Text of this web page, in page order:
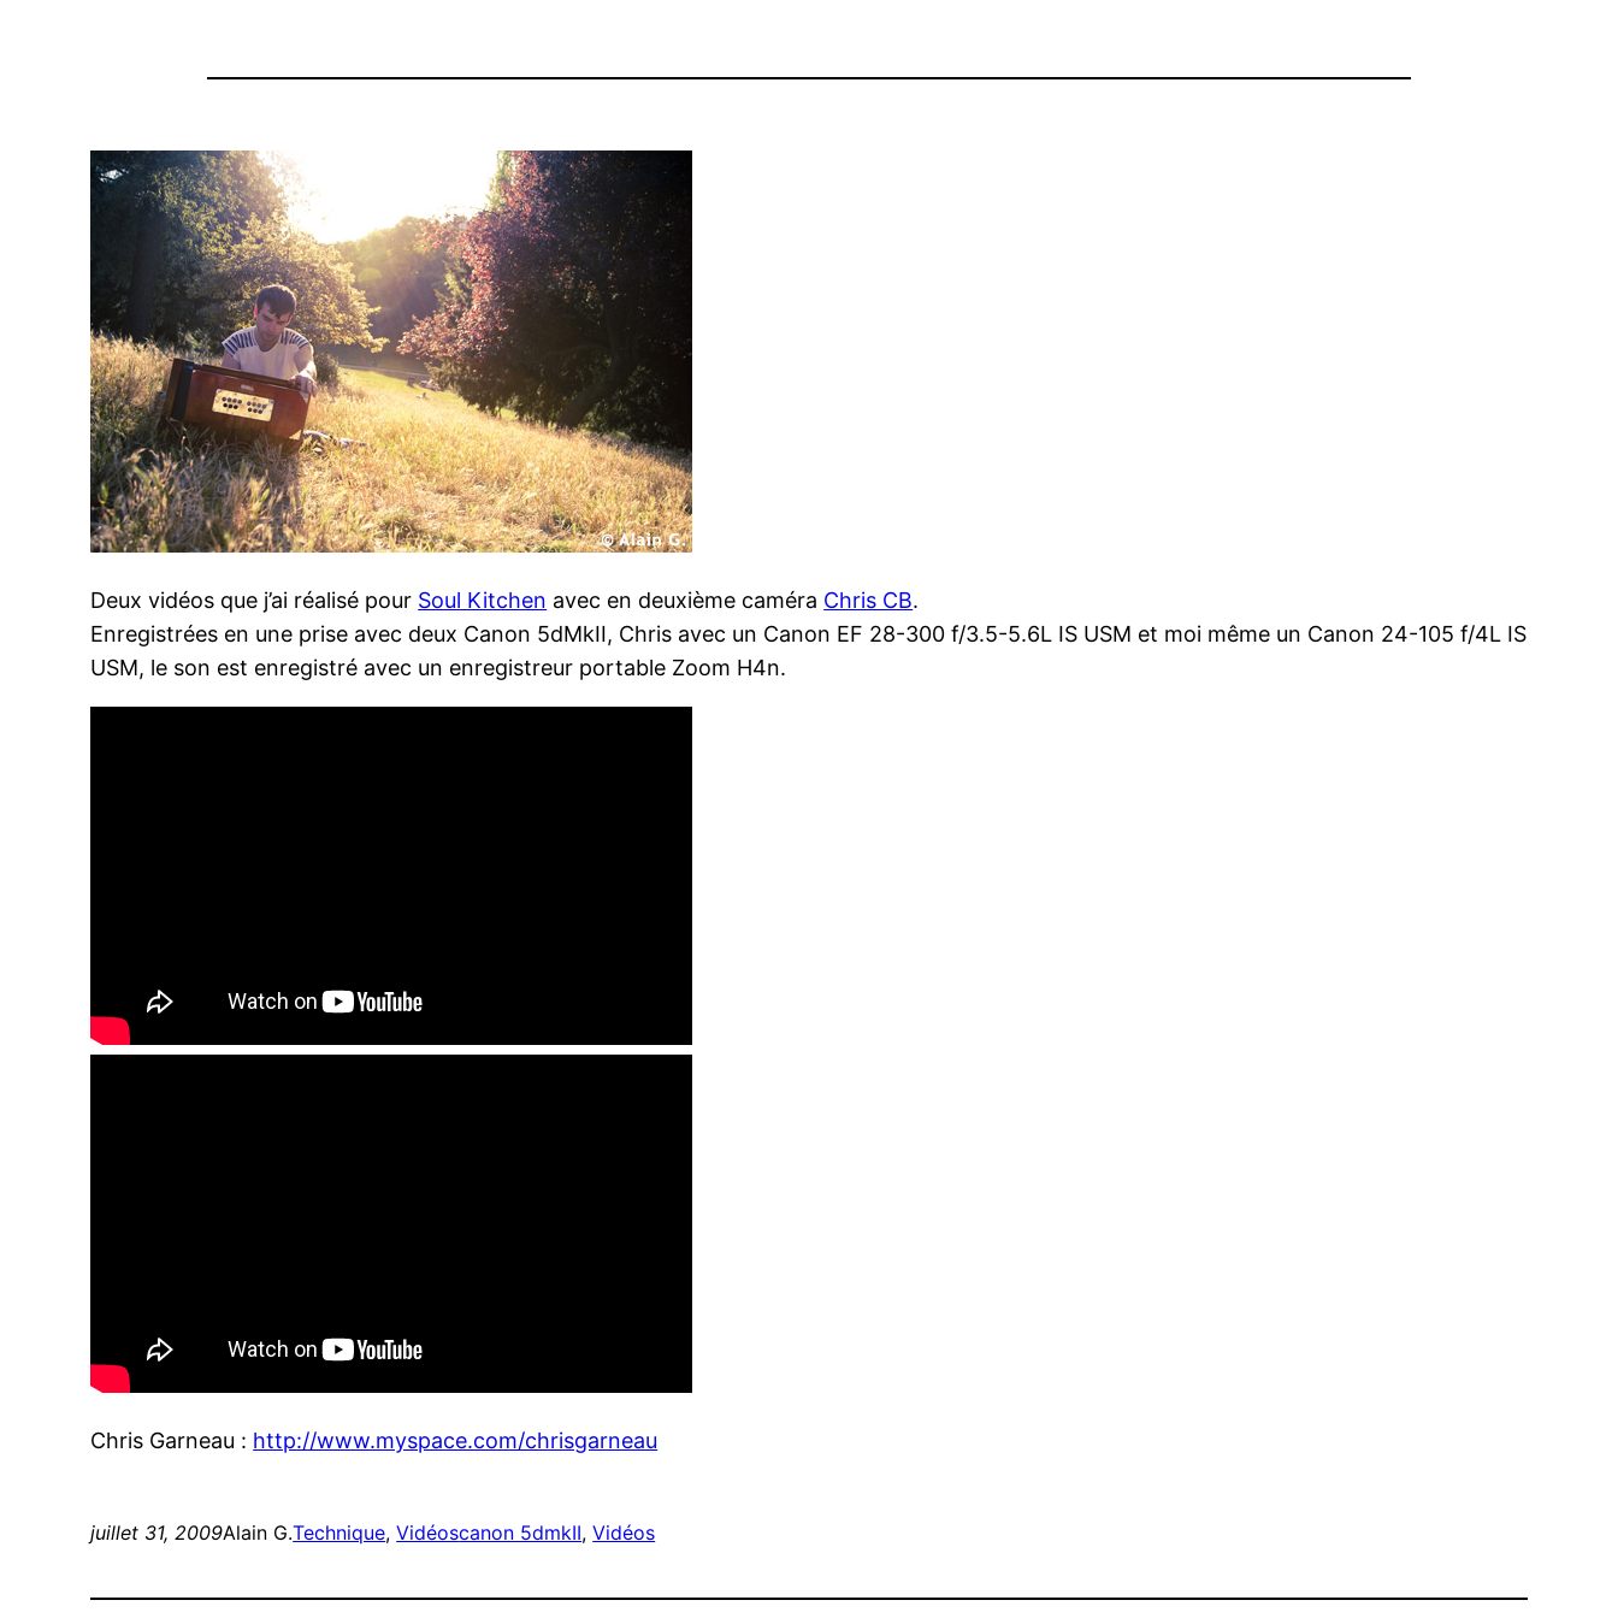
Deux vidéos que j’ai réalisé pour Soul Kitchen avec en deuxième caméra Chris CB.
Enregistrées en une prise avec deux Canon 5dMkII, Chris avec un Canon EF 28-300 f/3.5-5.6L IS USM et moi même un Canon 24-105 f/4L IS
USM, le son est enregistré avec un enregistreur portable Zoom H4n.
Chris Garneau : http://www.myspace.com/chrisgarneau
juillet 31, 2009Alain G.Technique, Vidéoscanon 5dmkII, Vidéos